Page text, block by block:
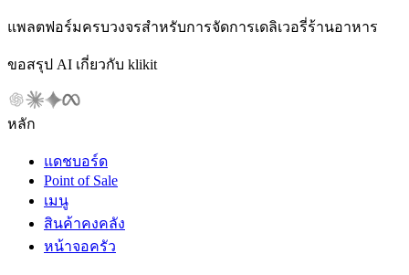
แพลตฟอร์มครบวงจรสำหรับการจัดการเดลิเวอรี่ร้านอาหาร
ขอสรุป AI เกี่ยวกับ klikit
หลัก
แดชบอร์ด
Point of Sale
เมนู
สินค้าคงคลัง
หน้าจอครัว